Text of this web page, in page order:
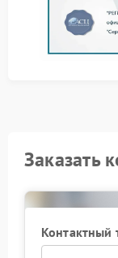
Сервисный
что важно для
эксплуатации.
избегать
Такие меры
и сохраняют
Заказать
Контактный